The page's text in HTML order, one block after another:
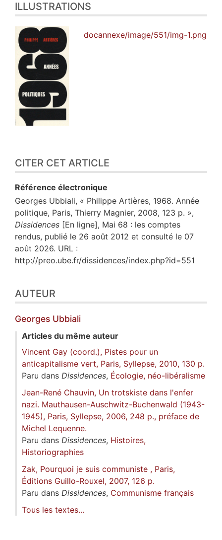
ILLUSTRATIONS
docannexe/image/551/img-1.png
CITER CET ARTICLE
Référence électronique
Georges Ubbiali, « Philippe Artières, 1968. Année
politique, Paris, Thierry Magnier, 2008, 123 p. »,
Dissidences [En ligne], Mai 68 : les comptes
rendus, publié le 26 août 2012 et consulté le 07
août 2026. URL :
http://preo.ube.fr/dissidences/index.php?id=551
AUTEUR
Georges Ubbiali
Articles du même auteur
Vincent Gay (coord.), Pistes pour un
anticapitalisme vert, Paris, Syllepse, 2010, 130 p.
Paru dans Dissidences, Écologie, néo-libéralisme
Jean-René Chauvin, Un trotskiste dans l'enfer
nazi. Mauthausen-Auschwitz-Buchenwald (1943-
1945), Paris, Syllepse, 2006, 248 p., préface de
Michel Lequenne.
Paru dans Dissidences, Histoires,
Historiographies
Zak, Pourquoi je suis communiste , Paris,
Éditions Guillo-Rouxel, 2007, 126 p.
Paru dans Dissidences, Communisme français
Tous les textes...